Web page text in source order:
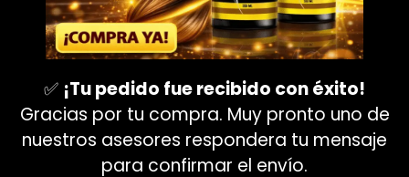
✅ ¡Tu pedido fue recibido con éxito!
Gracias por tu compra. Muy pronto uno de
nuestros asesores respondera tu mensaje
para confirmar el envío.